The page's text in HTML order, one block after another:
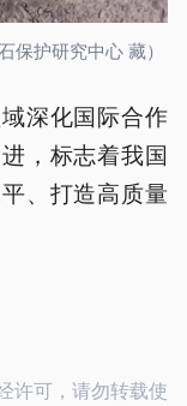
护研究中心 藏）
深化国际合作
，标志着我国
、打造高质量
许可，请勿转载使